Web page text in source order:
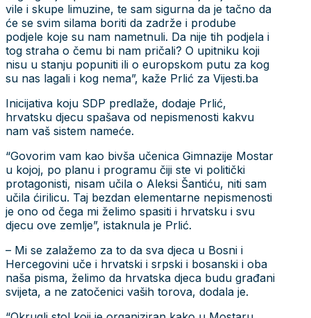
vile i skupe limuzine, te sam sigurna da je tačno da
će se svim silama boriti da zadrže i prodube
podjele koje su nam nametnuli. Da nije tih podjela i
tog straha o čemu bi nam pričali? O upitniku koji
nisu u stanju popuniti ili o europskom putu za kog
su nas lagali i kog nema”, kaže Prlić za Vijesti.ba
Inicijativa koju SDP predlaže, dodaje Prlić,
hrvatsku djecu spašava od nepismenosti kakvu
nam vaš sistem nameće.
“Govorim vam kao bivša učenica Gimnazije Mostar
u kojoj, po planu i programu čiji ste vi politički
protagonisti, nisam učila o Aleksi Šantiću, niti sam
učila ćirilicu. Taj bezdan elementarne nepismenosti
je ono od čega mi želimo spasiti i hrvatsku i svu
djecu ove zemlje”, istaknula je Prlić.
– Mi se zalažemo za to da sva djeca u Bosni i
Hercegovini uče i hrvatski i srpski i bosanski i oba
naša pisma, želimo da hrvatska djeca budu građani
svijeta, a ne zatočenici vaših torova, dodala je.